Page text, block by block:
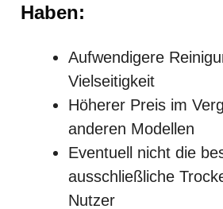
Haben:
Aufwendigere
Vielseitigkeit
Höherer Preis im
anderen Modellen
Eventuell nicht die
ausschließliche
Nutzer